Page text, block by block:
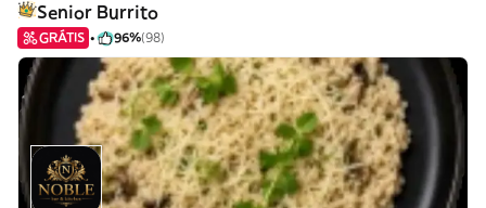
Senior Burrito
GRÁTIS 96%(98)